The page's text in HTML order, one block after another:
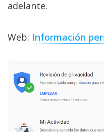
adelante.
Web: Información